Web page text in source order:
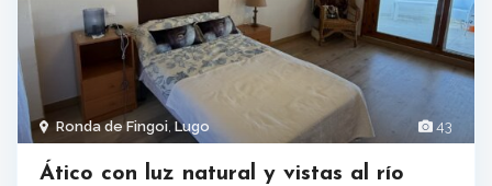
43
Ronda de Fingoi Lugo
Ático con luz natural y vistas al río